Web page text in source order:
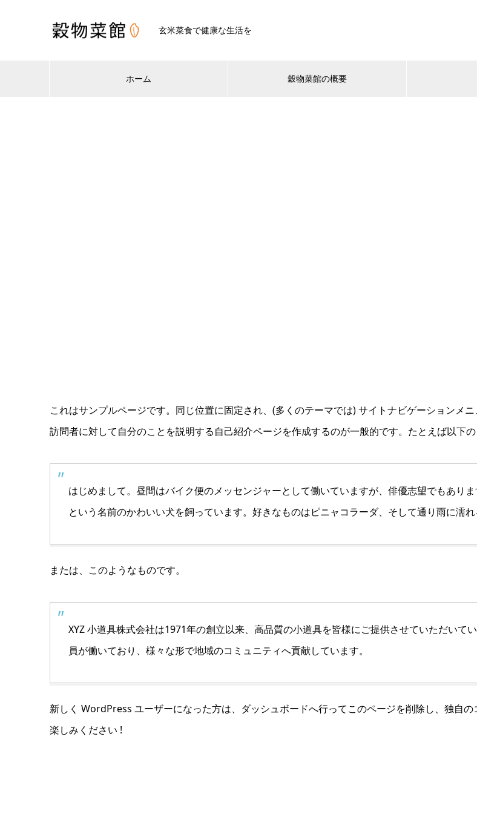
玄米菜食で健康な生活を
ホーム 穀物菜館の概要
これはサンプルページです。同じ位置に固定され、(多くのテーマでは) サイトナビゲーションメ
訪問者に対して自分のことを説明する自己紹介ページを作成するのが一般的です。たとえば以下の
はじめまして。昼間はバイク便のメッセンジャーとして働いていますが、俳優志望でもあり
という名前のかわいい犬を飼っています。好きなものはピニャコラーダ、そして通り雨に濡れ
または、このようなものです。
XYZ 小道具株式会社は1971年の創立以来、高品質の小道具を皆様にご提供させていただいて
員が働いており、様々な形で地域のコミュニティへ貢献しています。
新しく WordPress ユーザーになった方は、 ダッシュボードへ行ってこのページを削除し、独自
楽しみください !